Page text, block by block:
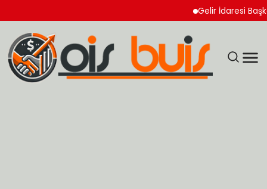
Gelir İdaresi